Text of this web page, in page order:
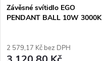
Závěsné svítidlo EGO
PENDANT BALL 10W 3000K
2 579,17 Kč bez DPH